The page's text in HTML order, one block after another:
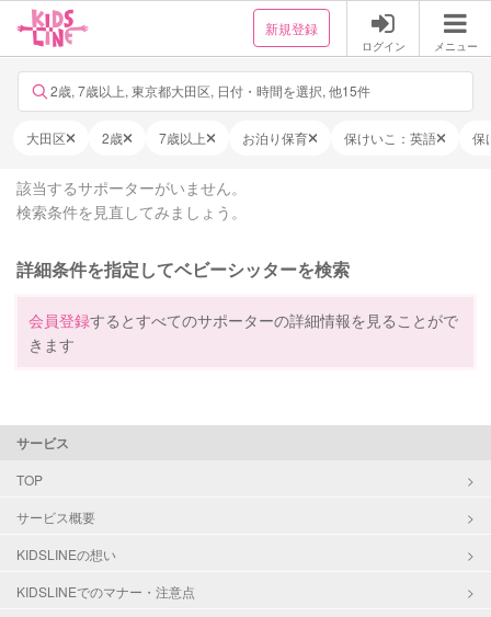
新規登録
ログイン メニュー
2歳, 7歳以上, 東京都大田区, 日付・時間を選択, 他15件
大田区 2歳 7歳以上 お泊り保育 保けいこ：英語 保
該当するサポーターがいません。
検索条件を見直してみましょう。
詳細条件を指定してベビーシッターを検索
会員登録するとすべてのサポーターの詳細情報を見ることがで
きます
サービス
TOP
サービス概要
KIDSLINEの想い
KIDSLINEでのマナー・注意点